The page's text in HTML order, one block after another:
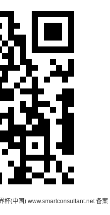
杯(中国) www.smartconsultant.net 备案